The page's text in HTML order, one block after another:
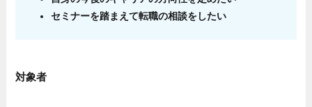
セミナーを踏まえて転職の相談をしたい
対象者